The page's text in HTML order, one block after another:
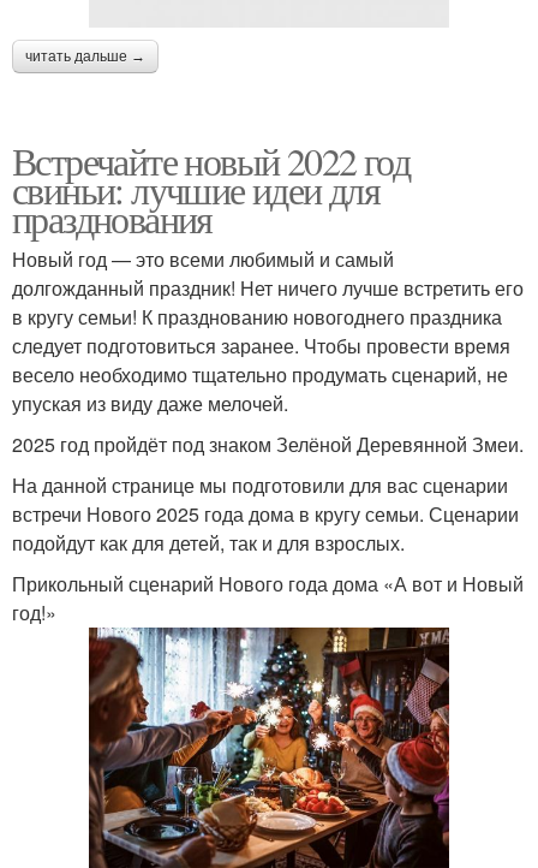
читать дальше →
Встречайте новый 2022 год
свиньи: лучшие идеи для
празднования
Новый год — это всеми любимый и самый
долгожданный праздник! Нет ничего лучше встретить его
в кругу семьи! К празднованию новогоднего праздника
следует подготовиться заранее. Чтобы провести время
весело необходимо тщательно продумать сценарий, не
упуская из виду даже мелочей.
2025 год пройдёт под знаком Зелёной Деревянной Змеи.
На данной странице мы подготовили для вас сценарии
встречи Нового 2025 года дома в кругу семьи. Сценарии
подойдут как для детей, так и для взрослых.
Прикольный сценарий Нового года дома «А вот и Новый
год!»